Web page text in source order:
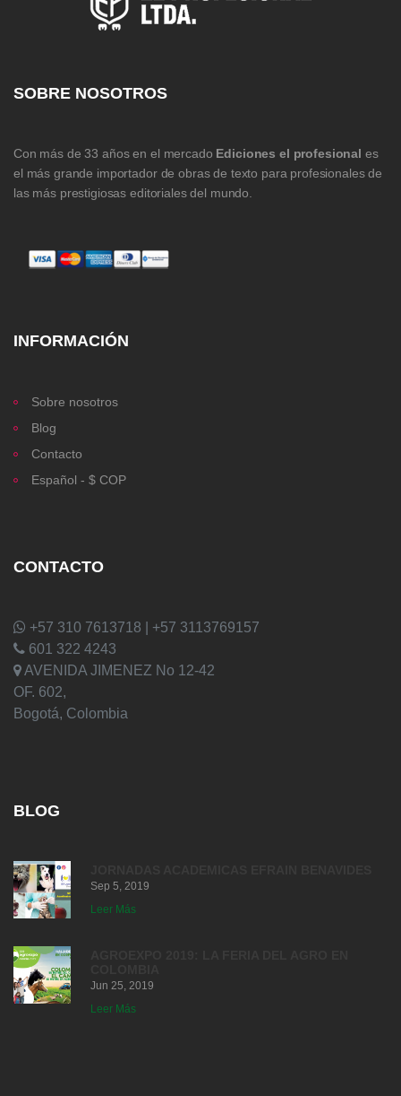
SOBRE NOSOTROS
Con más de 33 años en el mercado Ediciones el profesional es
el más grande importador de obras de texto para profesionales de
las más prestigiosas editoriales del mundo.
INFORMACIÓN
Sobre nosotros
Blog
Contacto
Español - $ COP
CONTACTO
+57 310 7613718 | +57 3113769157
601 322 4243
AVENIDA JIMENEZ No 12-42
OF. 602,
Bogotá, Colombia
BLOG
Sep 5, 2019
Leer Más
Jun 25, 2019
Leer Más